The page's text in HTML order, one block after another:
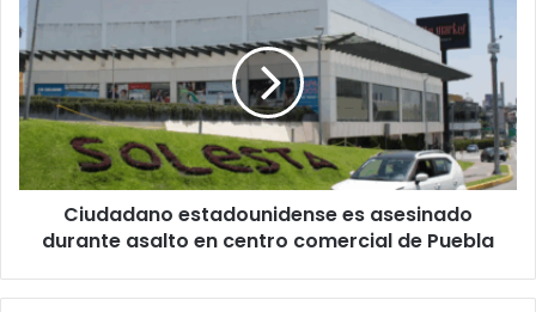
estadounidense
es
asesinado
durante
asalto
en
centro
comercial
Puebla
Ciudadano estadounidense es asesinado
durante asalto en centro comercial de Puebla